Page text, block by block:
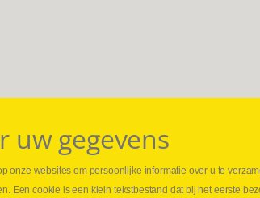
uw gegevens
onze websites om persoonlijke informatie over u te
Een cookie is een klein tekstbestand dat bij het eerste